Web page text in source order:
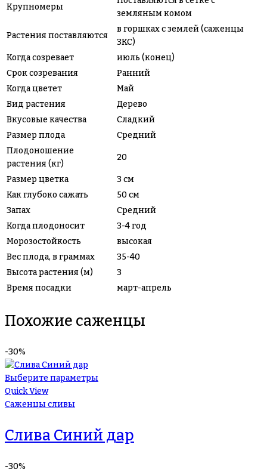
Крупномеры
земляным комом
Растения поставляются
в горшках с землей (саженцы
ЗКС)
Когда созревает
июль (конец)
Срок созревания
Ранний
Когда цветет
Май
Вид растения
Дерево
Вкусовые качества
Сладкий
Размер плода
Средний
Плодоношение
растения (кг)
20
Размер цветка
3 см
Как глубоко сажать
50 см
Запах
Средний
Когда плодоносит
3-4 год
Морозостойкость
высокая
Вес плода, в граммах
35-40
Высота растения (м)
3
Время посадки
март-апрель
Похожие саженцы
-30%
Выберите параметры
Quick View
Саженцы сливы
Слива Синий дар
-30%